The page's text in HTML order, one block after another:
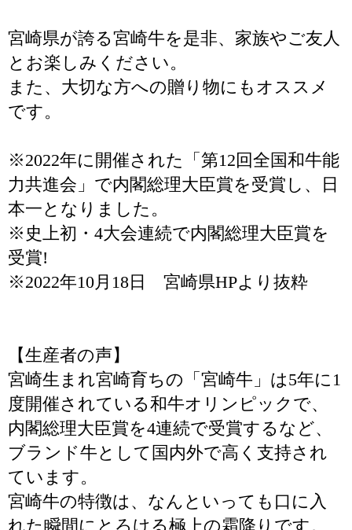
宮崎県が誇る宮崎牛を是非、家族やご友人
とお楽しみください。
また、大切な方への贈り物にもオススメ
です。
※2022年に開催された「第12回全国和牛能
力共進会」で内閣総理大臣賞を受賞し、日
本一となりました。
※史上初・4大会連続で内閣総理大臣賞を
受賞!
※2022年10月18日 宮崎県HPより抜粋
【生産者の声】
宮崎生まれ宮崎育ちの「宮崎牛」は5年に1
度開催されている和牛オリンピックで、
内閣総理大臣賞を4連続で受賞するなど、
ブランド牛として国内外で高く支持され
ています。
宮崎牛の特徴は、なんといっても口に入
れた瞬間にとろける極上の霜降りです。